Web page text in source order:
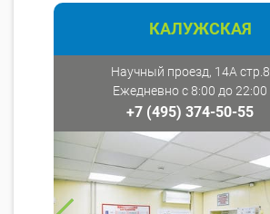
КАЛУЖСКАЯ
Научный проезд, 14А стр.8
Ежедневно с 8:00 до 22:00
+7 (495) 374-50-55